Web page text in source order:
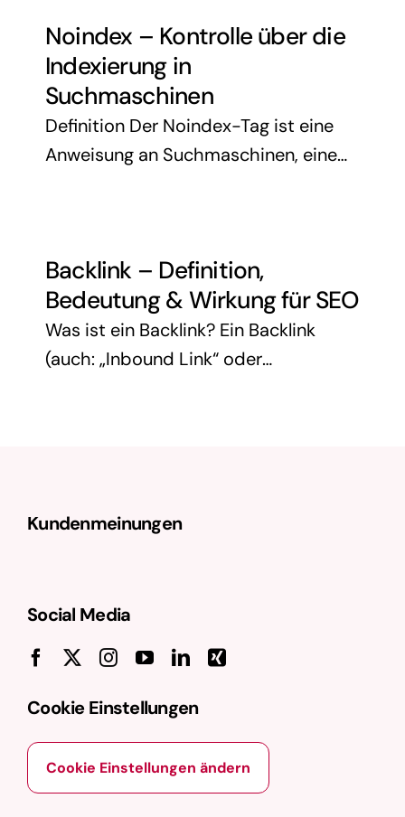
wichtiger Bestandteil der
Linkmanagement-Strategie in der
Suchmaschinenoptimierung und wird
…
Noindex – Kontrolle über die
Indexierung in
Suchmaschinen
Definition Der Noindex-Tag ist eine
Anweisung an Suchmaschinen, eine
Suchergebnissen von Google, Bing
und Co. …
Backlink – Definition,
Bedeutung & Wirkung für SEO
Was ist ein Backlink? Ein Backlink
(auch: „Inbound Link“ oder
Kundenmeinungen
Social Media
Cookie Einstellungen
Cookie Einstellungen ändern